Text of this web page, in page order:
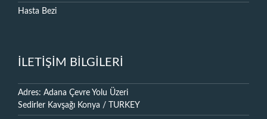
Hasta Bezi
İLETİŞİM BİLGİLERİ
Adres: Adana Çevre Yolu Üzeri
Sedirler Kavşağı Konya / TURKEY